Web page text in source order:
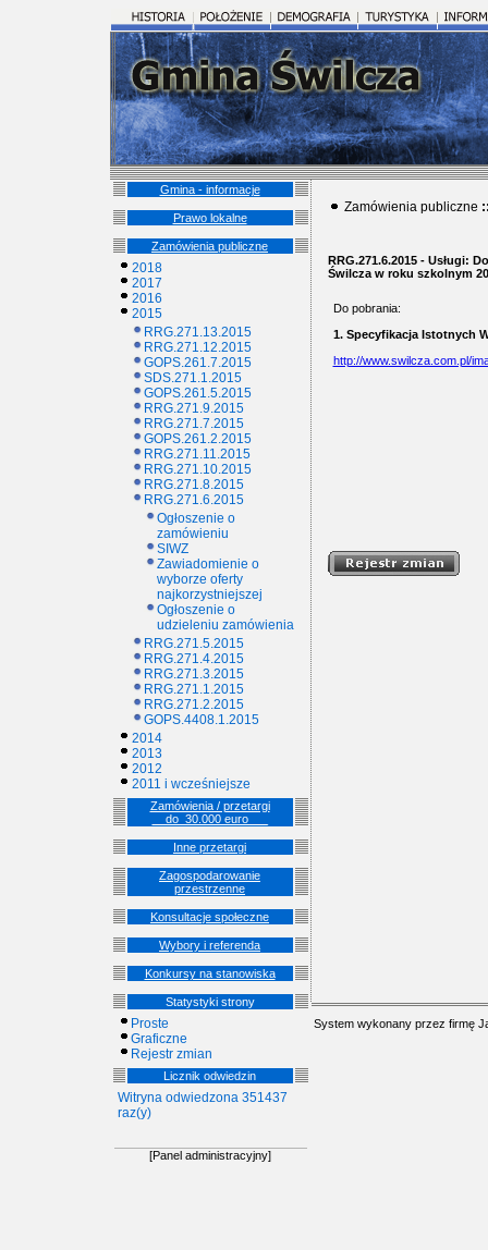
Gmina - informacje
Prawo lokalne
Zamówienia publiczne
2018
2017
2016
2015
RRG.271.13.2015
RRG.271.12.2015
GOPS.261.7.2015
SDS.271.1.2015
GOPS.261.5.2015
RRG.271.9.2015
RRG.271.7.2015
GOPS.261.2.2015
RRG.271.11.2015
RRG.271.10.2015
RRG.271.8.2015
RRG.271.6.2015
Ogłoszenie o
zamówieniu
SIWZ
Zawiadomienie o
wyborze oferty
najkorzystniejszej
Ogłoszenie o
udzieleniu zamówienia
RRG.271.5.2015
RRG.271.4.2015
RRG.271.3.2015
RRG.271.1.2015
RRG.271.2.2015
GOPS.4408.1.2015
2014
2013
2012
2011 i wcześniejsze
Zamówienia / przetargi
__do_30.000 euro___
Inne przetargi
Zagospodarowanie
przestrzenne
Konsultacje społeczne
Wybory i referenda
Konkursy na stanowiska
Statystyki strony
Proste
Graficzne
Rejestr zmian
Licznik odwiedzin
Witryna odwiedzona 351437
raz(y)
[Panel administracyjny]
Zamówienia publiczne
RRG.271.6.2015 - Usługi:
Świlcza w roku szkolnym
Do pobrania:
1. Specyfikacja Istotnych
http://www.swilcza.com.pl/
System wykonany przez firmę